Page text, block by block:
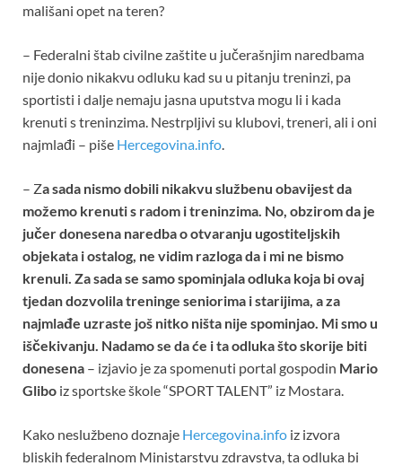
mališani opet na teren?
– Federalni štab civilne zaštite u jučerašnjim naredbama
nije donio nikakvu odluku kad su u pitanju treninzi, pa
sportisti i dalje nemaju jasna uputstva mogu li i kada
krenuti s treninzima. Nestrpljivi su klubovi, treneri, ali i oni
najmlađi – piše Hercegovina.info
– Za sada nismo dobili nikakvu službenu obavijest da
možemo krenuti s radom i treninzima. No, obzirom da je
jučer donesena naredba o otvaranju ugostiteljskih
objekata i ostalog, ne vidim razloga da i mi ne bismo
krenuli. Za sada se samo spominjala odluka koja bi ovaj
tjedan dozvolila treninge seniorima i starijima, a za
najmlađe uzraste još nitko ništa nije spominjao. Mi smo u
iščekivanju. Nadamo se da će i ta odluka što skorije biti
donesena – izjavio je za spomenuti portal gospodin Mario
Glibo iz sportske škole “SPORT TALENT” iz Mostara.
Kako neslužbeno doznaje Hercegovina.info iz izvora
bliskih federalnom Ministarstvu zdravstva, ta odluka bi